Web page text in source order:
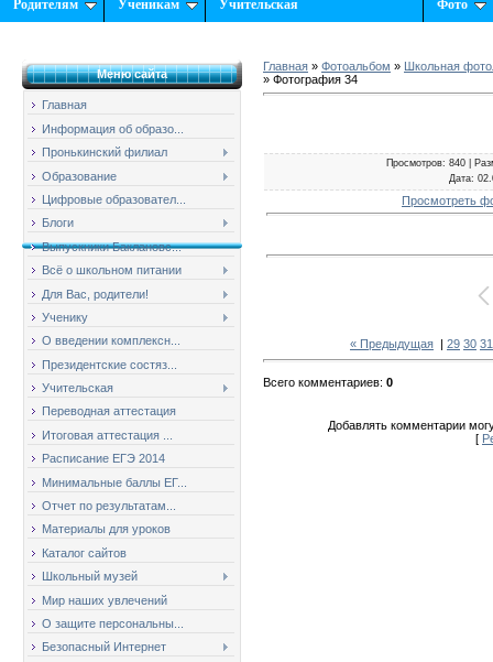
Родителям Ученикам Учительская Фото
Меню сайта
Главная
Информация об образо...
Пронькинский филиал
Образование
Цифровые образовател...
Блоги
Выпускники Баклановс...
Всё о школьном питании
Для Вас, родители!
Ученику
О введении комплексн...
Президентские состяз...
Учительская
Переводная аттестация
Итоговая аттестация ...
Расписание ЕГЭ 2014
Минимальные баллы ЕГ...
Отчет по результатам...
Материалы для уроков
Каталог сайтов
Школьный музей
Мир наших увлечений
О защите персональны...
Безопасный Интернет
Главная » Фотоальбом » Школьная
» Фотография 34
Просмотров: 840 |
Дата:
Просмотреть
« Предыдущая | 29 30 31
Всего комментариев: 0
Добавлять комментарии
[